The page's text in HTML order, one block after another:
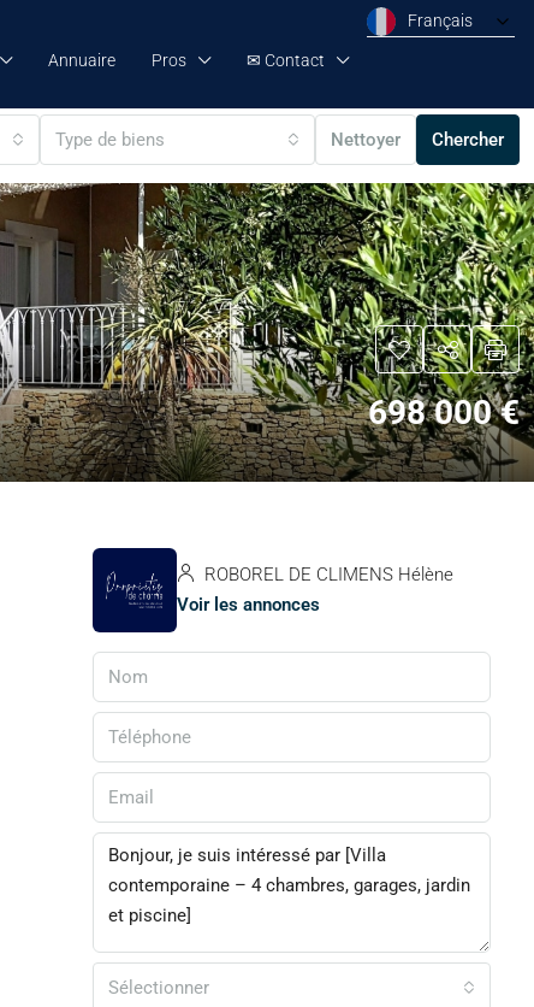
Annuaire Pros ✉ Contact
Français
Type de biens Nettoyer Chercher
698 000 €
ROBOREL DE CLIMENS Hélène
Voir les annonces
Sélectionner